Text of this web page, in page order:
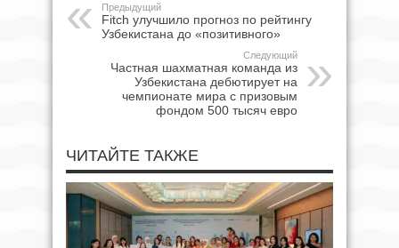
Предыдущий
Fitch улучшило прогноз по рейтингу
Узбекистана до «позитивного»
Следующий
Частная шахматная команда из
Узбекистана дебютирует на
чемпионате мира с призовым
фондом 500 тысяч евро
ЧИТАЙТЕ ТАКЖЕ